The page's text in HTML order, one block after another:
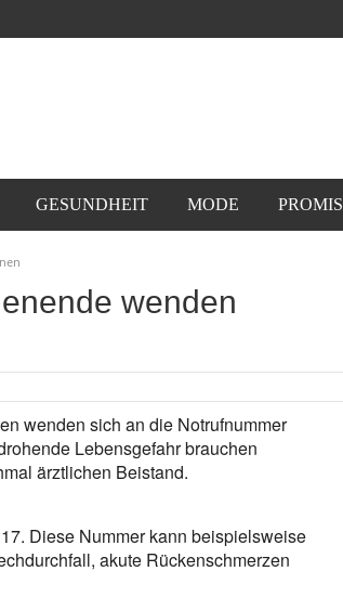
GESUNDHEIT MODE PROMIS
wenden
wenden sich an die Notrufnummer
Lebensgefahr brauchen
ärztlichen Beistand.
Diese Nummer kann beispielsweise
akute Rückenschmerzen